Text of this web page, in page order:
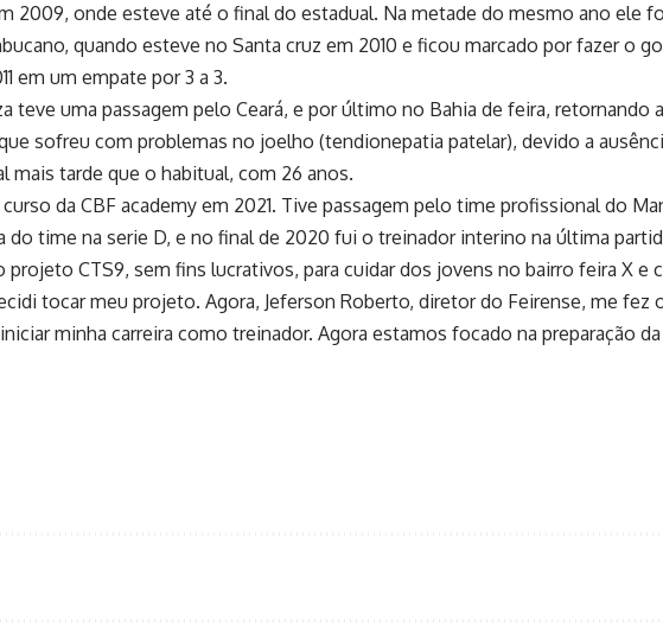
2009, onde esteve até o final do estadual. Na metade do mesmo ano ele
quando esteve no Santa cruz em 2010 e ficou marcado por fazer o
em um empate por 3 a 3.
teve uma passagem pelo Ceará, e por último no Bahia de feira,
sofreu com problemas no joelho (tendionepatia patelar), devido a
tarde que o habitual, com 26 anos.
da CBF academy em 2021. Tive passagem pelo time profissional do
time na serie D, e no final de 2020 fui o treinador interino na última
CTS9, sem fins lucrativos, para cuidar dos jovens no bairro feira X e
tocar meu projeto. Agora, Jeferson Roberto, diretor do Feirense, me fez
minha carreira como treinador. Agora estamos focado na preparação da